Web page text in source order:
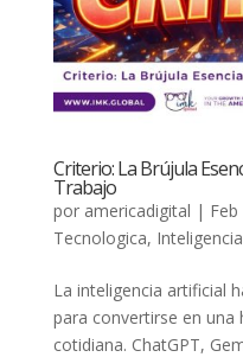
Criterio: La Brújula
Trabajo
por americadigital |
Tecnologica,
La inteligencia artificial
para convertirse en una
cotidiana. ChatGPT,